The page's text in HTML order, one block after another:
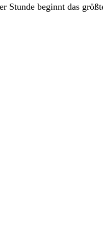
Stunde beginnt das